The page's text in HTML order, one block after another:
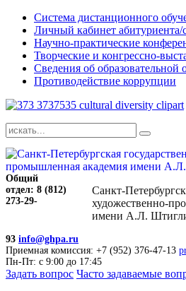
Система дистанционного
Личный кабинет абитуриента/
Научно-практические
Творческие и конгрессно-
Сведения об образовательной
Противодействие коррупции
Санкт-
художественно-
имени А.Л.
Общий
отдел: 8 (812)
273-29-
93 info@ghpa.ru
Приемная комиссия: +7 (952) 376-47-13
Пн-Пт: с 9:00 до 17:45
Задать вопрос Часто задаваемые